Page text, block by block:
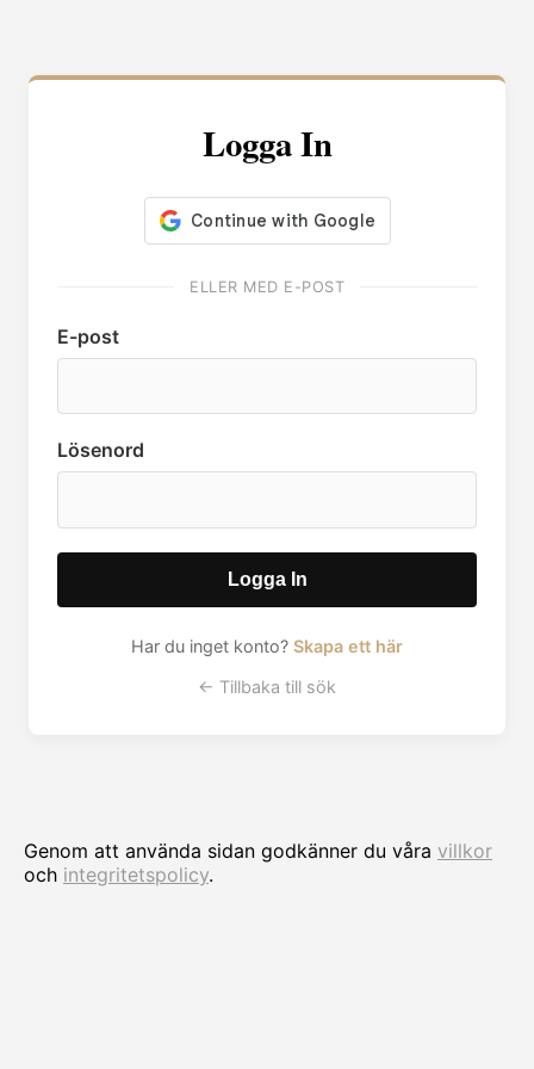
Logga In
ELLER MED E-POST
E-post
Lösenord
Logga In
Har du inget konto? Skapa ett här
← Tillbaka till sök
Genom att använda sidan godkänner du våra villkor
och integritetspolicy.